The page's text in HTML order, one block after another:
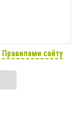
Правилами сайту